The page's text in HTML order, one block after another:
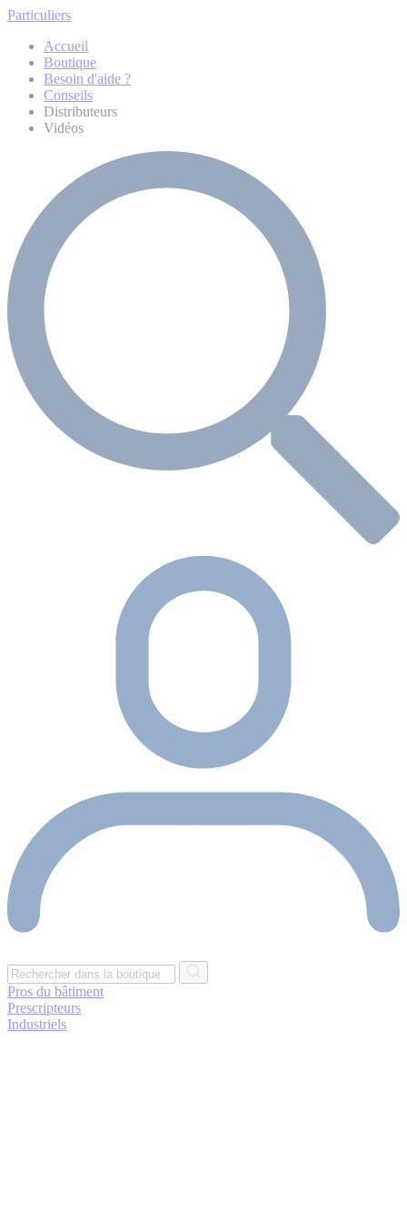
Particuliers
Accueil
Boutique
Besoin d'aide ?
Conseils
Distributeurs
Vidéos
Pros du bâtiment
Prescripteurs
Industriels